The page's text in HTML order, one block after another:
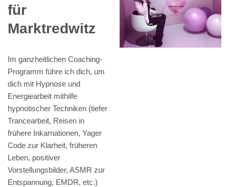
für
Marktredwitz
Im ganzheitlichen Coaching-
Programm führe ich dich, um
dich mit Hypnose und
Energiearbeit mithilfe
hypnotischer Techniken (tiefer
Trancearbeit, Reisen in
frühere Inkarnationen, Yager
Code zur Klarheit, früheren
Leben, positiver
Vorstellungsbilder, ASMR zur
Entspannung, EMDR, etc.)